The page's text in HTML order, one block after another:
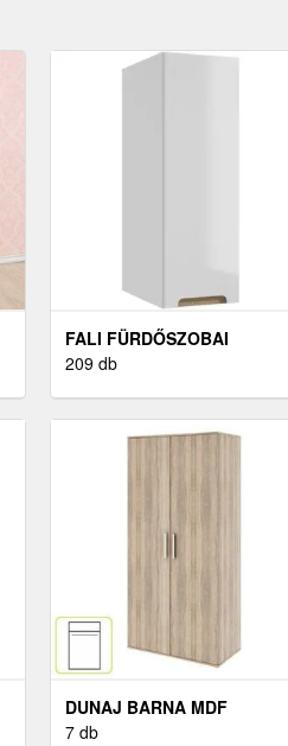
FALI FÜRDŐSZOBAI
SZEKRÉNYEK
209 db
DUNAJ BARNA MDF
SZEKRÉNY
7 db